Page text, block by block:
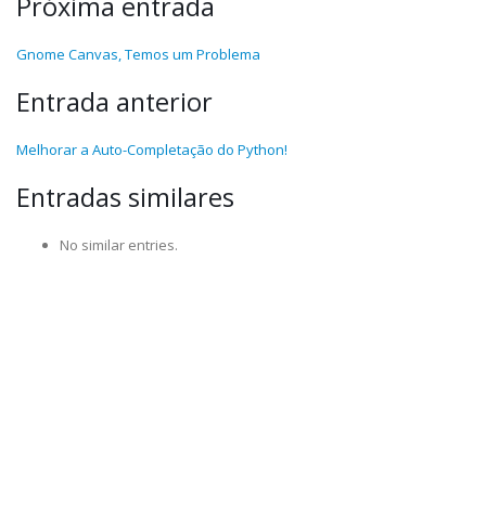
Gnome Canvas, Temos um Problema
Entrada anterior
Melhorar a Auto-Completação do Python!
Entradas similares
No similar entries.